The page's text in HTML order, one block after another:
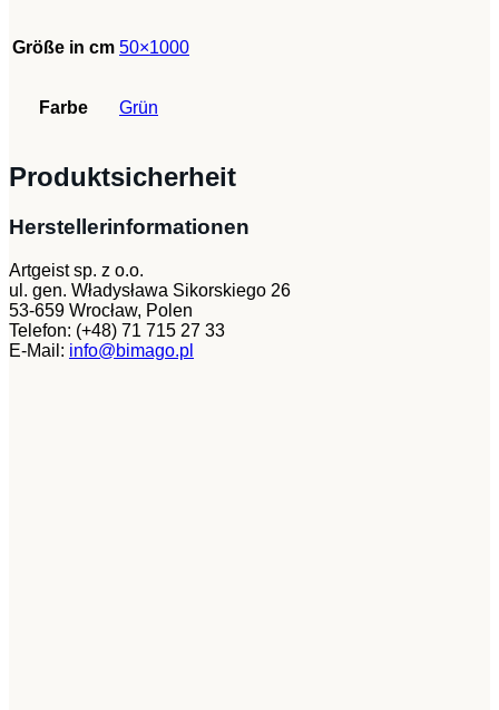
Größe in cm 50×1000
Farbe Grün
Produktsicherheit
Herstellerinformationen
Artgeist sp. z o.o.
ul. gen. Władysława Sikorskiego 26
53-659 Wrocław, Polen
Telefon: (+48) 71 715 27 33
E-Mail: info@bimago.pl